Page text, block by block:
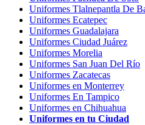
Uniformes Tlalnepantla De
Uniformes Ecatepec
Uniformes Guadalajara
Uniformes Ciudad Juárez
Uniformes Morelia
Uniformes San Juan Del Río
Uniformes Zacatecas
Uniformes en Monterrey
Uniformes En Tampico
Uniformes en Chihuahua
Uniformes en tu Ciudad